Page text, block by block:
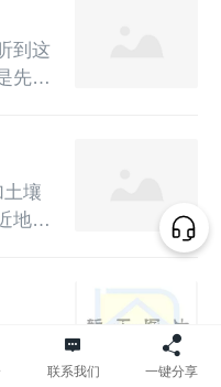
。目
害防
500
沟内
厚度
压，
土。
了...
到这
先摘
除
但作
湿度
造成
省钱
壤
地表
度缓
受冻
花
分布联系我们 一键分享